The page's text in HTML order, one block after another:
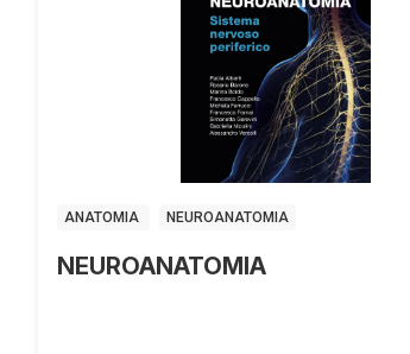
ANATOMIA NEUROANATOMIA
NEUROANATOMIA